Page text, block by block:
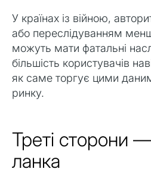
У країнах із війною,
або переслідуванням
можуть мати фатальні
більшість користувачів
як саме торгує цими
ринку.
Треті сторони
ланка